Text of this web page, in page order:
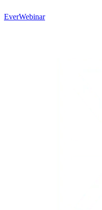
EverWebinar